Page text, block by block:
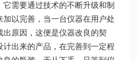
需要通过技术的不断升级和制
加以完善，当一台仪器在用户处
出原因，这便是仪器改良的契
计出来的产品，在完善到一定程